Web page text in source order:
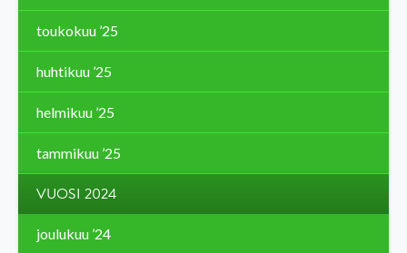
toukokuu ’25
huhtikuu ’25
helmikuu ’25
tammikuu ’25
VUOSI 2024
joulukuu ’24